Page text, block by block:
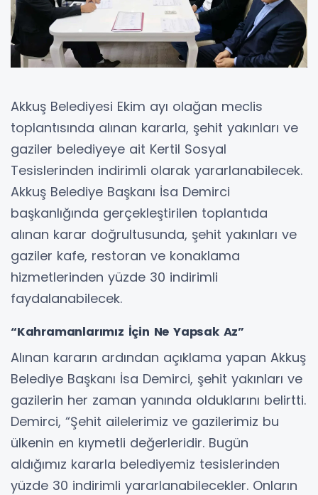
Akkuş Belediyesi Ekim ayı olağan meclis
toplantısında alınan kararla, şehit yakınları ve
gaziler belediyeye ait Kertil Sosyal
Tesislerinden indirimli olarak yararlanabilecek.
Akkuş Belediye Başkanı İsa Demirci
başkanlığında gerçekleştirilen toplantıda
alınan karar doğrultusunda, şehit yakınları ve
gaziler kafe, restoran ve konaklama
hizmetlerinden yüzde 30 indirimli
faydalanabilecek.
“Kahramanlarımız İçin Ne Yapsak Az”
Alınan kararın ardından açıklama yapan Akkuş
Belediye Başkanı İsa Demirci, şehit yakınları ve
gazilerin her zaman yanında olduklarını belirtti.
Demirci, “Şehit ailelerimiz ve gazilerimiz bu
ülkenin en kıymetli değerleridir. Bugün
aldığımız kararla belediyemiz tesislerinden
yüzde 30 indirimli yararlanabilecekler. Onların